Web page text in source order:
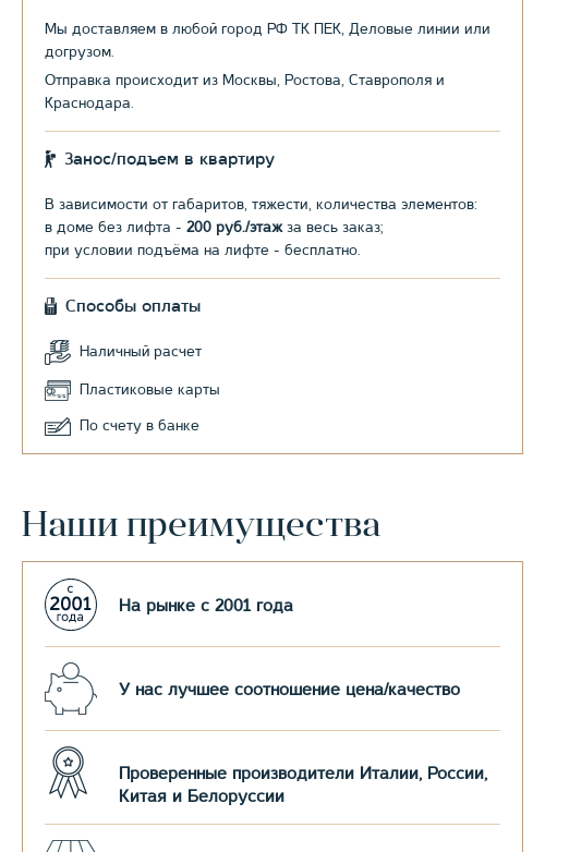
Мы доставляем в любой город РФ ТК ПЕК, Деловые линии или
догрузом.
Отправка происходит из Москвы, Ростова, Ставрополя и
Краснодара.
Занос/подъем в квартиру
В зависимости от габаритов, тяжести, количества элементов:
в доме без лифта - 200 руб./этажза весь заказ;
при условии подъёма на лифте - бесплатно.
Способы оплаты
Наличный расчет
Пластиковые карты
По счету в банке
Наши преимущества
На рынке с 2001 года
У нас лучшее соотношение цена/качество
Проверенные производители Италии, России,
Китая и Белоруссии